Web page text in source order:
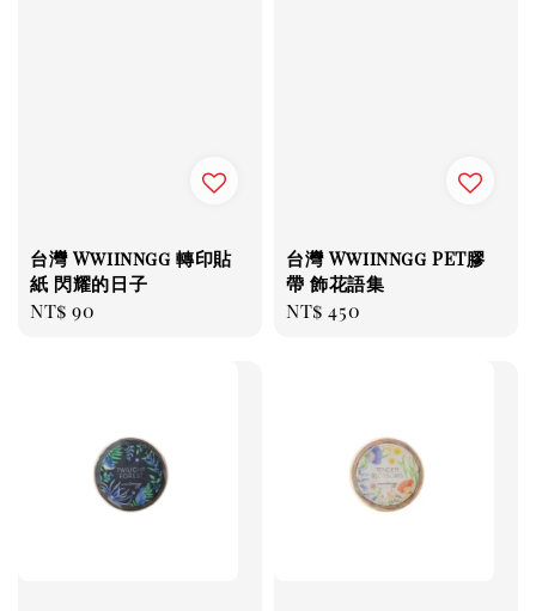
台灣 Wwiinngg 轉印貼
紙 閃耀的日子
Regular
NT$ 90
台灣 Wwiinngg PET膠
帶 飾花語集
Regular
NT$ 450